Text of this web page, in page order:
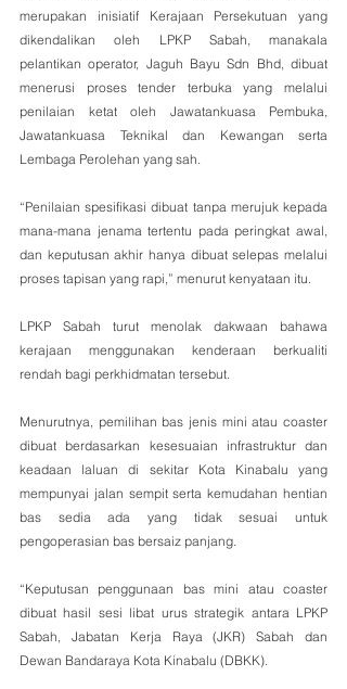
merupakan inisiatif Kerajaan Persekutuan yang
dikendalikan oleh LPKP Sabah, manakala
pelantikan operator, Jaguh Bayu Sdn Bhd, dibuat
menerusi proses tender terbuka yang melalui
penilaian ketat oleh Jawatankuasa Pembuka,
Jawatankuasa Teknikal dan Kewangan serta
Lembaga Perolehan yang sah.
“Penilaian spesifikasi dibuat tanpa merujuk kepada
mana-mana jenama tertentu pada peringkat awal,
dan keputusan akhir hanya dibuat selepas melalui
proses tapisan yang rapi,” menurut kenyataan itu.
LPKP Sabah turut menolak dakwaan bahawa
kerajaan menggunakan kenderaan berkualiti
rendah bagi perkhidmatan tersebut.
Menurutnya, pemilihan bas jenis mini atau coaster
dibuat berdasarkan kesesuaian infrastruktur dan
keadaan laluan di sekitar Kota Kinabalu yang
mempunyai jalan sempit serta kemudahan hentian
bas sedia ada yang tidak sesuai untuk
pengoperasian bas bersaiz panjang.
“Keputusan penggunaan bas mini atau coaster
dibuat hasil sesi libat urus strategik antara LPKP
Sabah, Jabatan Kerja Raya (JKR) Sabah dan
Dewan Bandaraya Kota Kinabalu (DBKK).